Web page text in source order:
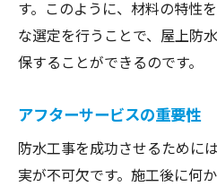
す。このように、材料の特性
な選定を行うことで、屋上防
保することができるのです。
アフターサービスの重要性
防水工事を成功させるために
実が不可欠です。施工後に何